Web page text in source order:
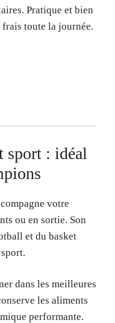
Pratique et bien
toute la journée.
sport : idéal
votre
ou en sortie. Son
et du basket
dans les meilleures
les aliments
performante.